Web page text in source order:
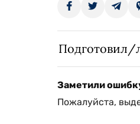
Подготовил/
Заметили
Пожалуйста,